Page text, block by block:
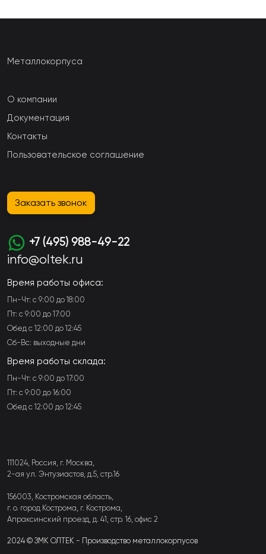
Металлокорпуса
О компании
Документация
Контакты
Пользовательское соглашение
Заказать звонок
+7 (495) 988-49-22
info@oltek.ru
Время работы офиса:
Пн-Чт: с 9:00 до 18:00
Пт: с 9:00 до 17:00
Обед с 12:00 до 12:45
Сб-Вс: выходные дни
Время работы склада:
Пн-Чт: с 9:00 до 17:00
Пт: с 9:00 до 16:00
Обед с 12:00 до 12:45
111024, Россия, г. Москва,
2-ая ул. Энтузиастов, д.5, стр.16
156003, Костромская область,
г. о. город Кострома, г. Кострома,
Апраксинский проезд, д. 41, стр. 16, офис 2
2024 © ЗМК ОЛТЕК - Производство металлокорпусов